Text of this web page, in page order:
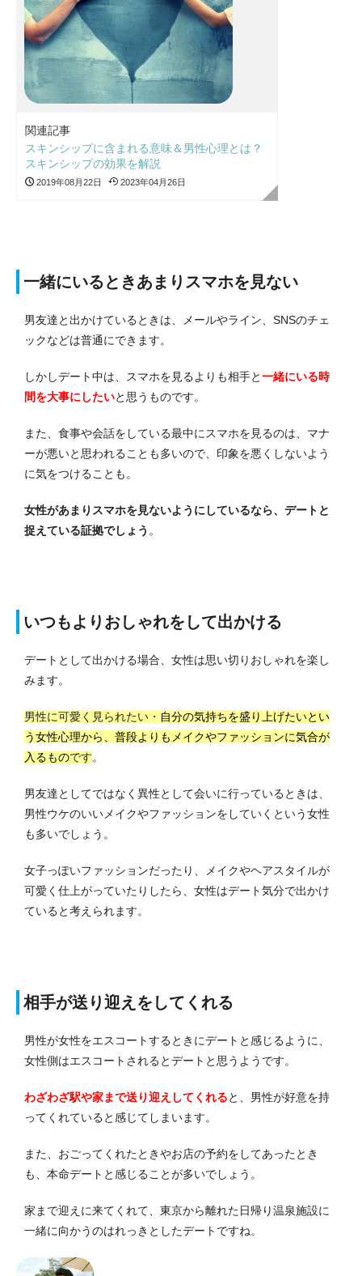
関連記事
スキンシップに含まれる意味＆男性心理とは？
スキンシップの効果を解説
2019年08月22日 2023年04月26日
一緒にいるときあまりスマホを見ない
男友達と出かけているときは、メールやライン、SNSのチェ
ックなどは普通にできます。
しかしデート中は、スマホを見るよりも相手と一緒にいる時
間を大事にしたいと思うものです。
また、食事や会話をしている最中にスマホを見るのは、マナ
ーが悪いと思われることも多いので、印象を悪くしないよう
に気をつけることも。
女性があまりスマホを見ないようにしているなら、デートと
捉えている証拠でしょう 。
いつもよりおしゃれをして出かける
デートとして出かける場合、女性は思い切りおしゃれを楽し
みます。
男性に可愛く見られたい・ 自分の気持ちを盛り上げたいとい
う女性心理から、普段よりもメイクやファッションに気合が
入るものです。
男友達としてではなく異性として会いに行っているときは、
男性ウケのいいメイクやファッションをしていくという女性
も多いでしょう。
女子っぽいファッションだったり、メイクやヘアスタイルが
可愛く仕上がっていたりしたら、女性はデート気分で出かけ
ていると考えられます。
相手が送り迎えをしてくれる
男性が女性をエスコートするときにデートと感じるように、
女性側はエスコートされるとデートと思うようです。
わざわざ駅や家まで送り迎えしてくれると、男性が好意を持
ってくれていると感じてしまいます。
また、おごってくれたときやお店の予約をしてあったとき
も、本命デートと感じることが多いでしょう。
家まで迎えに来てくれて、東京から離れた日帰り温泉施設に
一緒に向かうのはれっきとしたデートですね。